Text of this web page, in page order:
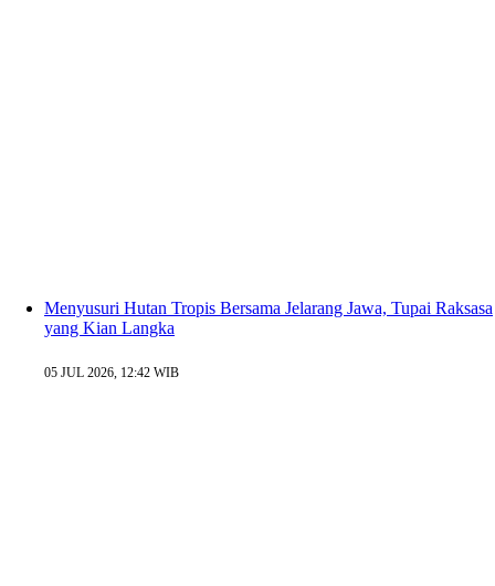
Menyusuri Hutan Tropis Bersama Jelarang Jawa, Tupai Raksasa
yang Kian Langka
05 JUL 2026, 12:42 WIB